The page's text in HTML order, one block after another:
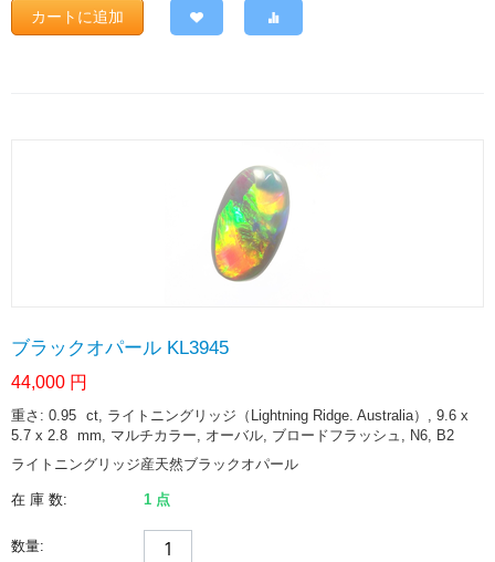
カートに追加
ブラックオパール KL3945
44,000 円
重さ: 0.95 ct, ライトニングリッジ（Lightning Ridge. Australia）, 9.6 x
5.7 x 2.8 mm, マルチカラー, オーバル, ブロードフラッシュ, N6, B2
ライトニングリッジ産天然ブラックオパール
在 庫 数: 1 点
数量: